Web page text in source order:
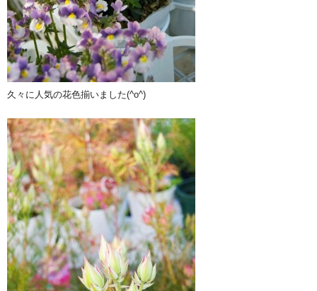
久々に人気の花色揃いました(^o^)